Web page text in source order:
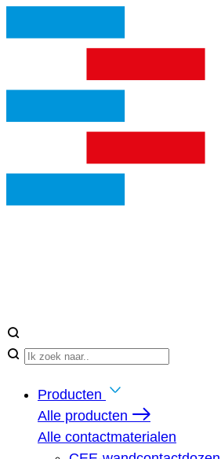
Producten
Alle producten
Alle contactmaterialen